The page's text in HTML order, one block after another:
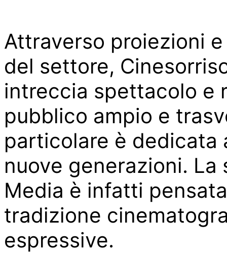
Attraverso proiezioni
del settore,
intreccia spettacolo e
pubblico ampio e
particolare è dedicata
nuove generazioni.
Media è infatti
tradizione
espressive.